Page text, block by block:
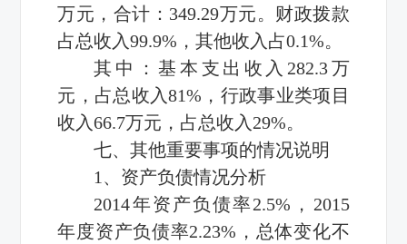
万元，合计：349.29万元。财政拨款
占总收入99.9%，其他收入占0.1%。
其中：基本支出收入282.3万
元，占总收入81%，行政事业类项目
收入66.7万元，占总收入29%。
七、其他重要事项的情况说明
1、资产负债情况分析
2014年资产负债率2.5%，2015
年度资产负债率2.23%，总体变化不